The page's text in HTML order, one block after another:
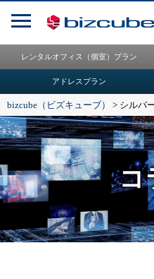
レンタルオフィス（個室）プラン
アドレスプラン
bizcube（ビズキューブ） > シルバ
コ